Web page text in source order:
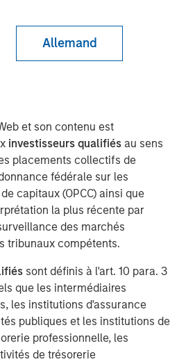
Allemand
et son contenu est
investisseurs qualifiésau sens
placements collectifs de
fédérale sur les
capitaux (OPCC) ainsi que
la plus récente par
des marchés
tribunaux compétents.
sont définis à l'art. 10 para. 3
que les intermédiaires
les institutions d'assurance
publiques et les institutions de
professionnelle, les
de trésorerie
are tight, we believe there are
public fixed income.
on duration given the rise in
worries about inflation.
on investors’ minds, we view
as a good source of carry,
to the drivers of U.S. markets.